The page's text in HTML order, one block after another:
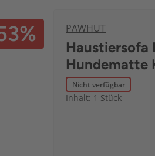
PAWHUT
Haustiersofa
Hundematte
Nicht verfügbar
Inhalt: 1 Stück